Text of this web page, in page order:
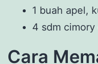
1 buah apel,
4 sdm
Cara